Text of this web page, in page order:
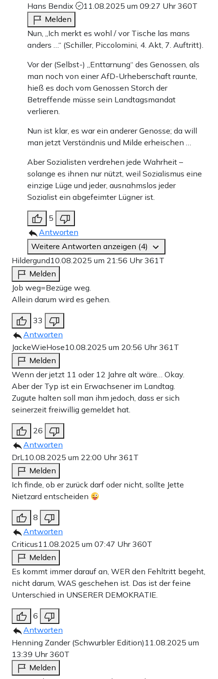
Hans Bendix
11.08.2025 um 09:27 Uhr360T
Melden
Nun, „Ich merkt es wohl / vor Tische las mans
anders …“ (Schiller, Piccolomini, 4. Akt, 7. Auftritt).
Vor der (Selbst-) „Enttarnung“ des Genossen, als
man noch von einer AfD-Urheberschaft raunte,
hieß es doch vom Genossen Storch der
Betreffende müsse sein Landtagsmandat
verlieren.
Nun ist klar, es war ein anderer Genosse; da will
man jetzt Verständnis und Milde erheischen …
Aber Sozialisten verdrehen jede Wahrheit –
solange es ihnen nur nützt, weil Sozialismus eine
einzige Lüge und jeder, ausnahmslos jeder
Sozialist ein abgefeimter Lügner ist.
5
Antworten
Weitere Antworten anzeigen (4)
Hildergund10.08.2025 um 21:56 Uhr361T
Melden
Job weg=Bezüge weg.
Allein darum wird es gehen.
33
Antworten
JackeWieHose10.08.2025 um 20:56 Uhr361T
Melden
Wenn der jetzt 11 oder 12 Jahre alt wäre… Okay.
Aber der Typ ist ein Erwachsener im Landtag.
Zugute halten soll man ihm jedoch, dass er sich
seinerzeit freiwillig gemeldet hat.
26
Antworten
DrL10.08.2025 um 22:00 Uhr361T
Melden
Ich finde, ob er zurück darf oder nicht, sollte Jette
Nietzard entscheiden
8
Antworten
Criticus11.08.2025 um 07:47 Uhr360T
Melden
Es kommt immer darauf an, WER den Fehltritt begeht,
nicht darum, WAS geschehen ist. Das ist der feine
Unterschied in UNSERER DEMOKRATIE.
6
Antworten
Henning Zander (Schwurbler Edition) 11.08.2025 um
13:39 Uhr360T
Melden